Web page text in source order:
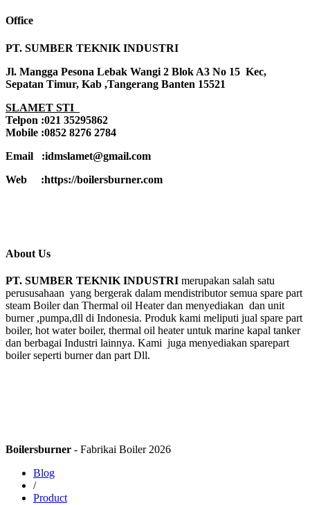
Office
PT. SUMBER TEKNIK INDUSTRI
Jl. Mangga Pesona Lebak Wangi 2 Blok A3 No 15 Kec,
Sepatan Timur, Kab ,Tangerang Banten 15521
SLAMET STI
Telpon :021 35295862
Mobile :0852 8276 2784
Email :idmslamet@gmail.com
Web :https://boilersburner.com
About Us
PT. SUMBER TEKNIK INDUSTRI merupakan salah satu
perususahaan yang bergerak dalam mendistributor semua spare part
steam Boiler dan Thermal oil Heater dan menyediakan dan unit
burner ,pumpa,dll di Indonesia. Produk kami meliputi jual spare part
boiler, hot water boiler, thermal oil heater untuk marine kapal tanker
dan berbagai Industri lainnya. Kami juga menyediakan sparepart
boiler seperti burner dan part Dll.
Boilersburner - Fabrikai Boiler 2026
Blog
/
Product